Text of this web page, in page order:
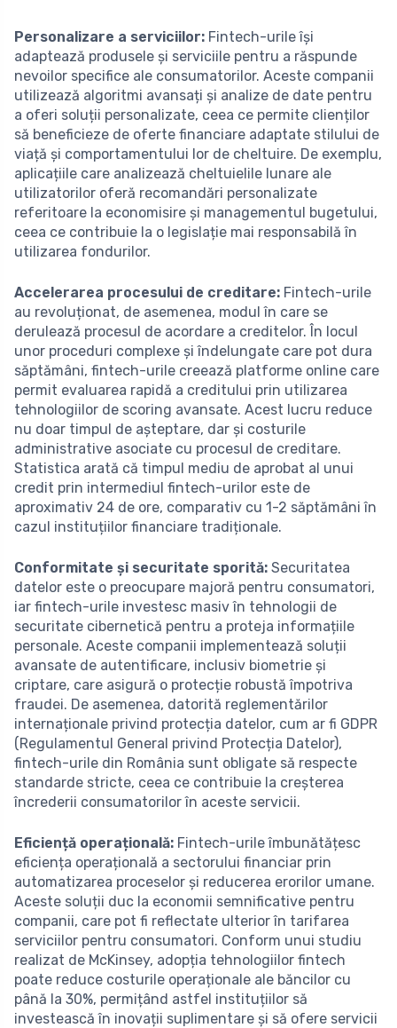
Personalizare a serviciilor: Fintech-urile își
adaptează produsele și serviciile pentru a răspunde
nevoilor specifice ale consumatorilor. Aceste companii
utilizează algoritmi avansați și analize de date pentru
a oferi soluții personalizate, ceea ce permite clienților
să beneficieze de oferte financiare adaptate stilului de
viață și comportamentului lor de cheltuire. De exemplu,
aplicațiile care analizează cheltuielile lunare ale
utilizatorilor oferă recomandări personalizate
referitoare la economisire și managementul bugetului,
ceea ce contribuie la o legislație mai responsabilă în
utilizarea fondurilor.
Accelerarea procesului de creditare: Fintech-urile
au revoluționat, de asemenea, modul în care se
derulează procesul de acordare a creditelor. În locul
unor proceduri complexe și îndelungate care pot dura
săptămâni, fintech-urile creează platforme online care
permit evaluarea rapidă a creditului prin utilizarea
tehnologiilor de scoring avansate. Acest lucru reduce
nu doar timpul de așteptare, dar și costurile
administrative asociate cu procesul de creditare.
Statistica arată că timpul mediu de aprobat al unui
credit prin intermediul fintech-urilor este de
aproximativ 24 de ore, comparativ cu 1-2 săptămâni în
cazul instituțiilor financiare tradiționale.
Conformitate și securitate sporită: Securitatea
datelor este o preocupare majoră pentru consumatori,
iar fintech-urile investesc masiv în tehnologii de
securitate cibernetică pentru a proteja informațiile
personale. Aceste companii implementează soluții
avansate de autentificare, inclusiv biometrie și
criptare, care asigură o protecție robustă împotriva
fraudei. De asemenea, datorită reglementărilor
internaționale privind protecția datelor, cum ar fi GDPR
(Regulamentul General privind Protecția Datelor),
fintech-urile din România sunt obligate să respecte
standarde stricte, ceea ce contribuie la creșterea
încrederii consumatorilor în aceste servicii.
Eficiență operațională: Fintech-urile îmbunătățesc
eficiența operațională a sectorului financiar prin
automatizarea proceselor și reducerea erorilor umane.
Aceste soluții duc la economii semnificative pentru
companii, care pot fi reflectate ulterior în tarifarea
serviciilor pentru consumatori. Conform unui studiu
realizat de McKinsey, adopția tehnologiilor fintech
poate reduce costurile operaționale ale băncilor cu
până la 30%, permițând astfel instituțiilor să
investească în inovații suplimentare și să ofere servicii